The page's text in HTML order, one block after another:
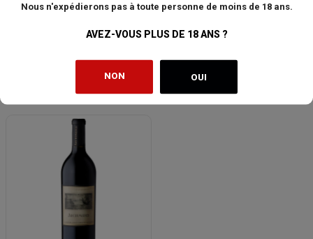
Nous n'expédierons pas à toute personne de moins de 18 ans.
AVEZ-VOUS PLUS DE 18 ANS ?
NON OUI
FRANCIS COPPOLA Archimedes
(MAGNUM 1,5L)
FRANCIS COPPOLA Archimedes
(MAGNUM 1,5L)